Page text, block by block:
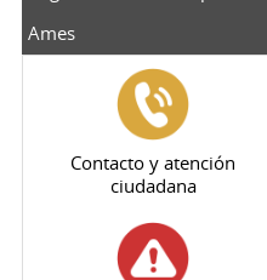
Ames
Contacto y atención
ciudadana